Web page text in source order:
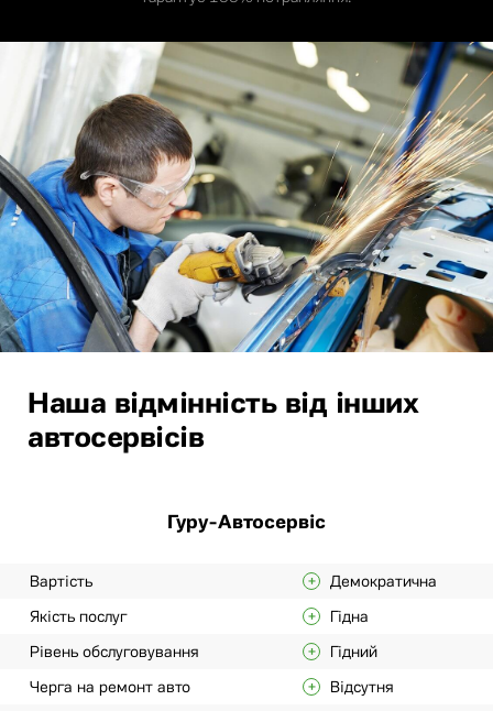
Наша відмінність від інших
автосервісів
Гуру-Автосервіс
Вартість
Демократична
Якість послуг
Гідна
Рівень обслуговування
Гідний
Черга на ремонт авто
Відсутня